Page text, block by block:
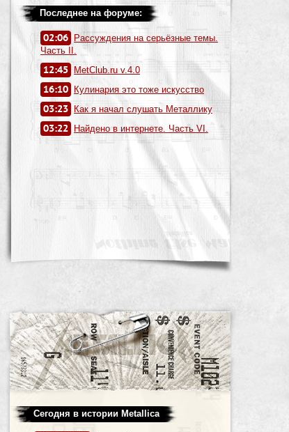
Последнее на форуме:
02:06
Рассуждения на серьёзные темы.
Часть II.
12:45 MetClub.ru v.4.0
16:10 Кулинария это тоже искусство
03:23 Как я начал слушать Металлику
03:22 Найдено в интернете. Часть VI.
Сегодня в истории Metallica